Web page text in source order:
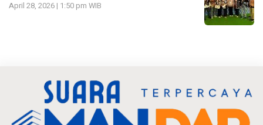
April 28, 2026 | 1:50 pm WIB